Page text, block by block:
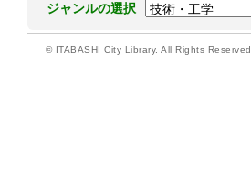
ジャンルの選択
© ITABASHI City Library. All Rights Reserved.